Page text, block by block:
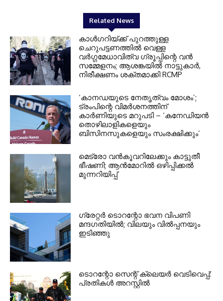
Related News
കാൾഗറിയ്ക്ക് പുറത്തുള്ള
ചെറുപട്ടണത്തിൽ വെള്ള
വർഗ്ഗമേധാവിത്വ ഗ്രൂപ്പിന്റെ വൻ
സമ്മേളനം; ആശങ്കയിൽ നാട്ടുകാർ,
നിരീക്ഷണം ശക്തമാക്കി RCMP
‘കാനഡയുടെ നേതൃത്വം മോശം’;
ട്രംപിന്റെ വിമർശനത്തിന്
കാർണിയുടെ മറുപടി – ‘കനേഡിയൻ
തൊഴിലാളികളെയും
ബിസിനസുകളെയും സംരക്ഷിക്കും’
മെട്രോ വൻകൂവറിലേക്കും കാട്ടുതീ
ഭീഷണി; ആൻമോറിൽ ഒഴിപ്പിക്കൽ
മുന്നറിയിപ്പ്
ഗ്രേറ്റര്‍ ടൊറന്റോ ഭവന വിപണി
മന്ദഗതിയില്‍; വിലയും വില്‍പ്പനയും
ഇടിഞ്ഞു
ടൊറന്റോ സെന്റ് ക്ലെയര്‍ വെടിവെപ്പ്:
പ്രതികള്‍ അറസ്റ്റില്‍